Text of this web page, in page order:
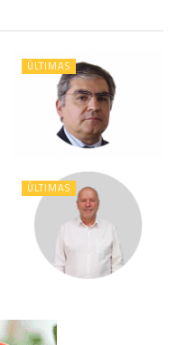
ÚLTIMAS
ÚLTIMAS